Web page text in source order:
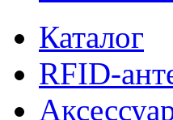
Каталог
RFID-